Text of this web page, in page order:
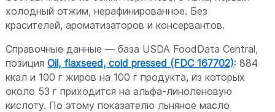
холодный отжим, нерафинированное. Без
красителей, ароматизаторов и консервантов.
Справочные данные — база USDA FoodData Central,
позицияOil, flaxseed, cold pressed (FDC 167702): 884
ккал и 100 г жиров на 100 г продукта, из которых
около 53 г приходится на альфа-линоленовую
кислоту. По этому показателю льняное масло